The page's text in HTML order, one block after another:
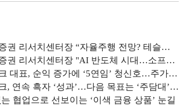
“자율주행 전망? 테슬라 ‘로보택시’ 출시돼봐야”[2024 한국금융투자포럼]
반도체 시대…소프트웨어 아우르는 시스템 솔루션 전략 중요" [2024 한국금융투자포럼]
익 증가에 ‘5연임’ 청신호…주가는 걸림돌 [진단! 인뱅3사 CEO]
흑자 ‘성과’…다음 목표는 ‘주담대’ [진단! 인뱅3사 CEO]
협업으로 선보이는 ‘이색 금융 상품’ 눈길